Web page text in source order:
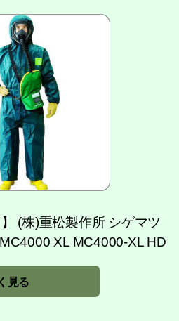
(株)重松製作所 シゲマツ
XL MC4000-XL HD
見る